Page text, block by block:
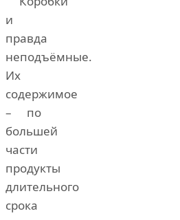
и
правда
неподъёмные.
Их
содержимое
– по
большей
части
продукты
длительного
срока